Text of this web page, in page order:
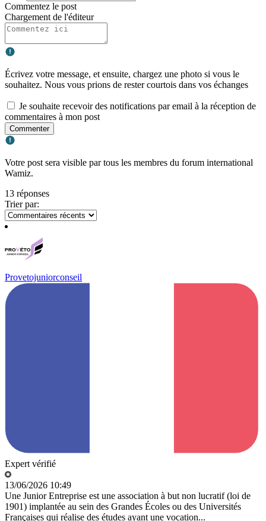
Commentez le post
Chargement de l'éditeur
Écrivez votre message, et ensuite, chargez une photo si vous le
souhaitez. Nous vous prions de rester courtois dans vos échanges
Je souhaite recevoir des notifications par email à la réception de
commentaires à mon post
Commenter
Votre post sera visible par tous les membres du forum international
Wamiz.
13 réponses
Trier par:
Provetojuniorconseil
Expert vérifié
13/06/2026 10:49
Une Junior Entreprise est une association à but non lucratif (loi de
1901) implantée au sein des Grandes Écoles ou des Universités
Françaises qui réalise des études ayant une vocation...